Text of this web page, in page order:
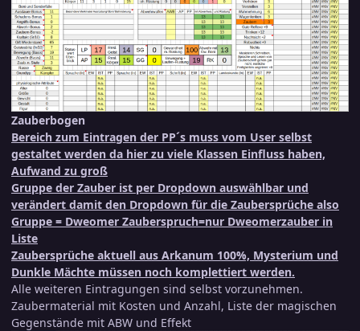
Zauberbogen
Bereich zum Eintragen der PP´s muss vom User selbst
gestaltet werden da hier zu viele Klassen Einfluss haben,
Aufwand zu groß
Gruppe der Zauber ist per Dropdown auswählbar und
verändert damit den Dropdown für die Zaubersprüche also
Gruppe = Dweomer Zauberspruch=nur Dweomerzauber in
Liste
Zaubersprüche aktuell aus Arkanum 100%, Mysterium und
Dunkle Mächte müssen noch komplettiert werden.
Alle weiteren Eintragungen sind selbst vorzunehmen.
Zaubermaterial mit Kosten und Anzahl, Liste der magischen
Gegenstände mit ABW und Effekt